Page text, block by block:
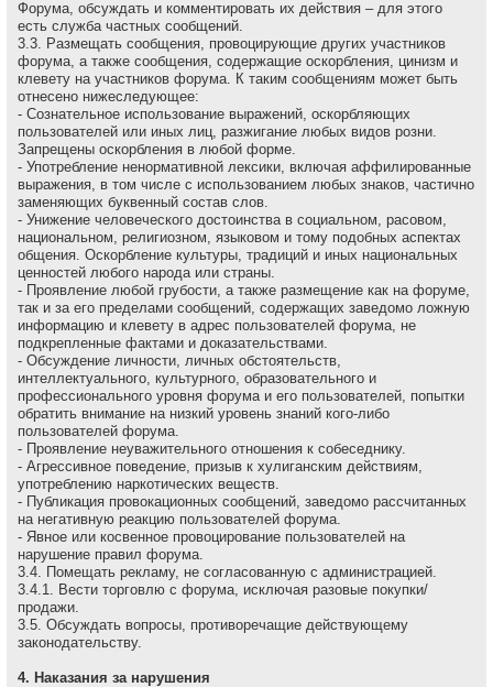
Форума, обсуждать и комментировать их действия – для этого
есть служба частных сообщений.
3.3. Размещать сообщения, провоцирующие других участников
форума, а также сообщения, содержащие оскоpбления, цинизм и
клевету на участников форума. К таким сообщениям может быть
отнесено нижеследующее:
- Сознательное использование выражений, оскорбляющих
пользователей или иных лиц, разжигание любых видов розни.
Запрещены оскорбления в любой форме.
- Употребление ненормативной лексики, включая аффилированные
выражения, в том числе с использованием любых знаков, частично
заменяющих буквенный состав слов.
- Унижение человеческого достоинства в социальном, расовом,
национальном, религиозном, языковом и тому подобных аспектах
общения. Оскорбление культуры, традиций и иных национальных
ценностей любого народа или страны.
- Проявление любой грубости, а также размещение как на форуме,
так и за его пределами сообщений, содержащих заведомо ложнyю
инфоpмацию и клеветy в адрес пользователей форума, не
подкрепленные фактами и доказательствами.
- Обсуждение личности, личных обстоятельств,
интеллектуального, культурного, образовательного и
профессионального уровня форума и его пользователей, попытки
обратить внимание на низкий уровень знаний кого-либо
пользователей форума.
- Проявление неуважительного отношения к собеседнику.
- Агрессивное поведение, пpизыв к хулиганским действиям,
употреблению наркотических веществ.
- Публикация провокационных сообщений, заведомо рассчитанных
на негативную реакцию пользователей форума.
- Явное или косвенное провоцирование пользователей на
нарушение правил форума.
3.4. Помещать рекламу, не согласованную с администрацией.
3.4.1. Вести торговлю с форума, исключая разовые покупки/
продажи.
3.5. Обсуждать вопpосы, пpотивоpечащие действующему
законодательству.
4. Наказания за нарушения